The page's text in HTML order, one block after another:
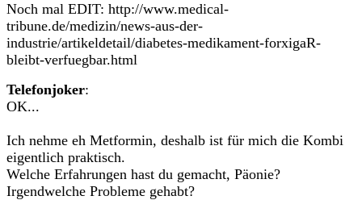
Noch mal EDIT: http://www.medical-
tribune.de/medizin/news-aus-der-
industrie/artikeldetail/diabetes-medikament-forxigaR-
bleibt-verfuegbar.html
Telefonjoker:
OK...
Ich nehme eh Metformin, deshalb ist für mich die Kombi
eigentlich praktisch.
Welche Erfahrungen hast du gemacht, Päonie?
Irgendwelche Probleme gehabt?